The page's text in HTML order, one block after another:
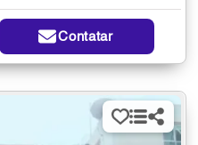
Contatar